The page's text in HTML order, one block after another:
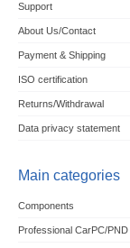
Support
About Us/Contact
Payment & Shipping
ISO certification
Returns/Withdrawal
Data privacy statement
Main categories
Components
Professional CarPC/PND